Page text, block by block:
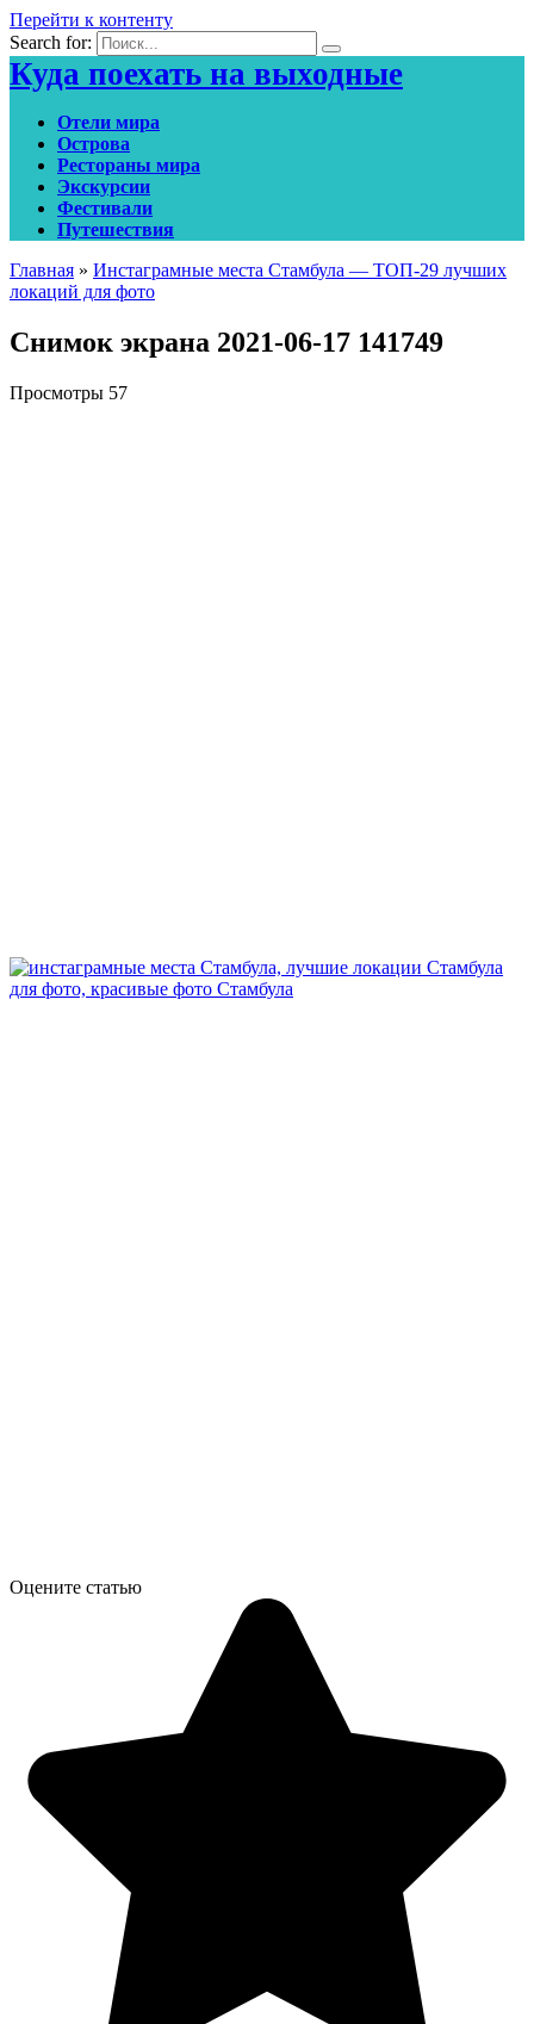
Перейти к контенту
Search for:
Куда поехать на выходные
Отели мира
Острова
Рестораны мира
Экскурсии
Фестивали
Путешествия
Главная » Инстаграмные места Стамбула — ТОП-29 лучших
локаций для фото
Снимок экрана 2021-06-17 141749
Просмотры 57
Оцените статью